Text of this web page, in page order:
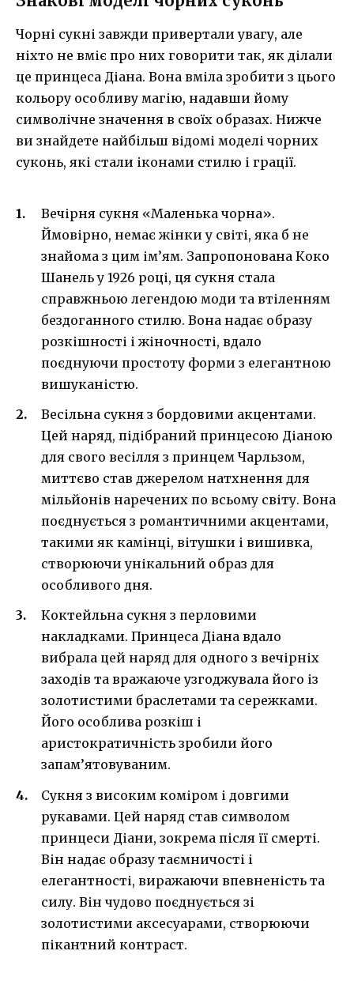
Чорні сукні завжди привертали увагу, але
ніхто не вміє про них говорити так, як ділали
це принцеса Діана. Вона вміла зробити з цього
кольору особливу магію, надавши йому
символічне значення в своїх образах. Нижче
ви знайдете найбільш відомі моделі чорних
суконь, які стали іконами стилю і грації.
Вечірня сукня «Маленька чорна».
Ймовірно, немає жінки у світі, яка б не
знайома з цим ім’ям. Запропонована Коко
Шанель у 1926 році, ця сукня стала
справжньою легендою моди та втіленням
бездоганного стилю. Вона надає образу
розкішності і жіночності, вдало
поєднуючи простоту форми з елегантною
вишуканістю.
Весільна сукня з бордовими акцентами.
Цей наряд, підібраний принцесою Діаною
для свого весілля з принцем Чарльзом,
миттєво став джерелом натхнення для
мільйонів наречених по всьому світу. Вона
поєднується з романтичними акцентами,
такими як камінці, вітушки і вишивка,
створюючи унікальний образ для
особливого дня.
Коктейльна сукня з перловими
накладками. Принцеса Діана вдало
вибрала цей наряд для одного з вечірніх
заходів та вражаюче узгоджувала його із
золотистими браслетами та сережками.
Його особлива розкіш і
аристократичність зробили його
запам’ятовуваним.
Сукня з високим коміром і довгими
рукавами. Цей наряд став символом
принцеси Діани, зокрема після її смерті.
Він надає образу таємничості і
елегантності, виражаючи впевненість та
силу. Він чудово поєднується зі
золотистими аксесуарами, створюючи
пікантний контраст.